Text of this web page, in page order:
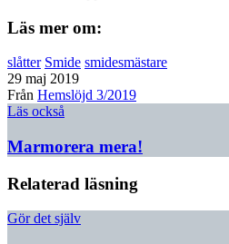
Läs mer om:
slåtter Smide smidesmästare
29 maj 2019
Från Hemslöjd 3/2019
Läs också
Marmorera mera!
Relaterad läsning
Gör det själv